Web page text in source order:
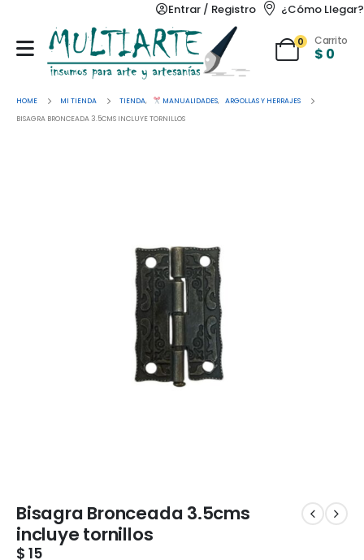
Entrar / Registro ¿Cómo Llegar?
0 Carrito
$ 0
HOME MI TIENDA TIENDA, MANUALIDADES, ARGOLLAS Y HERRAJES
BISAGRA BRONCEADA 3.5CMS INCLUYE TORNILLOS
Bisagra Bronceada 3.5cms
incluye tornillos
$ 15